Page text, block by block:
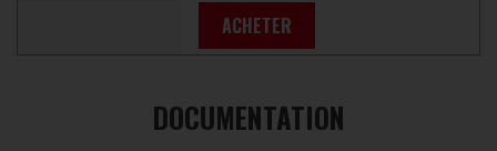
ACHETER
DOCUMENTATION